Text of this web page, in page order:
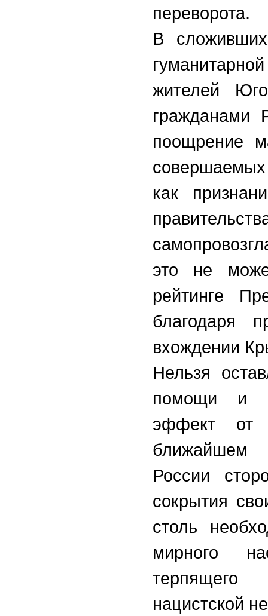
переворота.
В
жителей
гражданами
поощрение
совершаемых
как
это не
рейтинге
благодаря
вхождении
Нельзя
помощи и
эффект от
ближайшем
России
сокрытия
столь
мирного
терпящего
нацистской